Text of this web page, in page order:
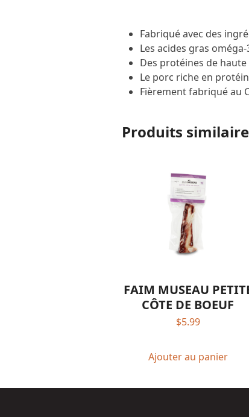
Fabriqué avec des
Les acides gras
Des protéines de
Le porc riche en
Fièrement fabriqué au
Produits
FAIM MUSEAU
CÔTE DE BOEUF
$5.99
Ajouter au panier